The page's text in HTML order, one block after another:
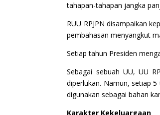
tahapan-tahapan jangka
RUU RPJPN disampaikan
pembahasan menyangkut
Setiap tahun Presiden
Sebagai sebuah UU, UU
diperlukan. Namun, setiap 5
digunakan sebagai bahan
Karakter Kekeluargaan